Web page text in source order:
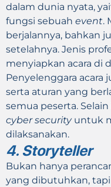
dalam dunia nyata,
fungsi sebuah event.
berjalannya, bahkan
setelahnya. Jenis
menyiapkan acara di
Penyelenggara acara
serta aturan yang
semua peserta.
cyber security untuk
dilaksanakan.
4. Storyteller
Bukan hanya
yang dibutuhkan, tapi